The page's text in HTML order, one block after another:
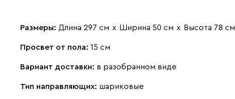
Размеры: Длина 297 см х Ширина 50 см х Высота 78 см
Просвет от пола: 15 см
Вариант доставки: в разобранном виде
Тип направляющих: шариковые